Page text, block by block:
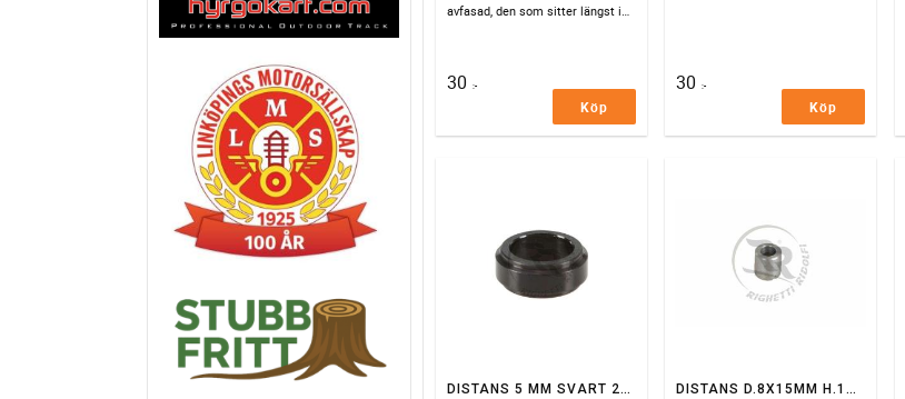
avfasad, den som sitter längst in på spindeln
30 :-
Köp
30 :-
Köp
DISTANS 5 MM SVART 25MM AXEL DISTANS D.8X15MM H.15MM